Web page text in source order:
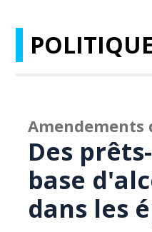
POLITIQUE
Amendements
Des
base
dans les